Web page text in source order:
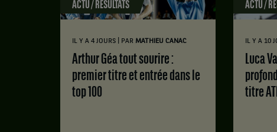
Mecarelli,
Italie
gagnent
le
match
contre
Karim
ACTU / RÉSULTATS
IL Y A 4 JOURS PAR MATHIEU CANAC
Arthur Géa tout sourire :
premier titre et entrée dans le
top 100
ACTU /
IL Y A 10
Luca Van Assche : des doutes
titre